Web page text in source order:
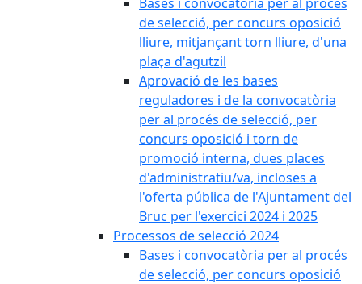
de selecció, per concurs oposició
lliure, mitjançant torn lliure, d'una
plaça d'agutzil
Aprovació de les bases
reguladores i de la convocatòria
per al procés de selecció, per
concurs oposició i torn de
promoció interna, dues places
d'administratiu/va, incloses a
l'oferta pública de l'Ajuntament del
Bruc per l'exercici 2024 i 2025
Processos de selecció 2024
Bases i convocatòria per al procés
de selecció, per concurs oposició